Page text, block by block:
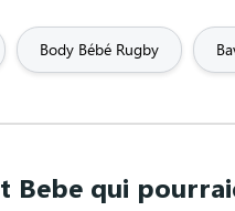
Body Bébé Rugby
Bebe qui